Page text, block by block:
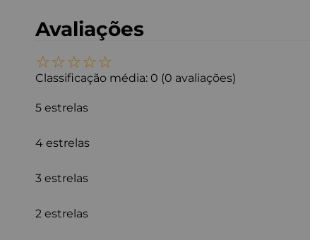
Avaliações
☆☆☆☆☆
Classificação média: 0 (0 avaliações)
5 estrelas
4 estrelas
3 estrelas
2 estrelas